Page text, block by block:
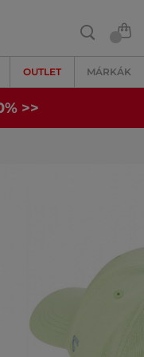
OUTLET MÁRKÁK
>>